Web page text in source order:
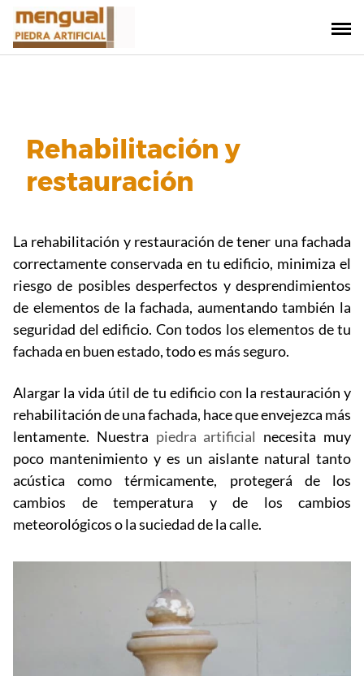
Saltar
contenido
Rehabilitación y
restauración
La rehabilitación y restauración de tener una fachada
correctamente conservada en tu edificio, minimiza el
riesgo de posibles desperfectos y desprendimientos
de elementos de la fachada, aumentando también la
seguridad del edificio. Con todos los elementos de tu
fachada en buen estado, todo es más seguro.
Alargar la vida útil de tu edificio con la restauración y
rehabilitación de una fachada, hace que envejezca más
lentamente. Nuestra piedra artificial necesita muy
poco mantenimiento y es un aislante natural tanto
acústica como térmicamente, protegerá de los
cambios de temperatura y de los cambios
meteorológicos o la suciedad de la calle.